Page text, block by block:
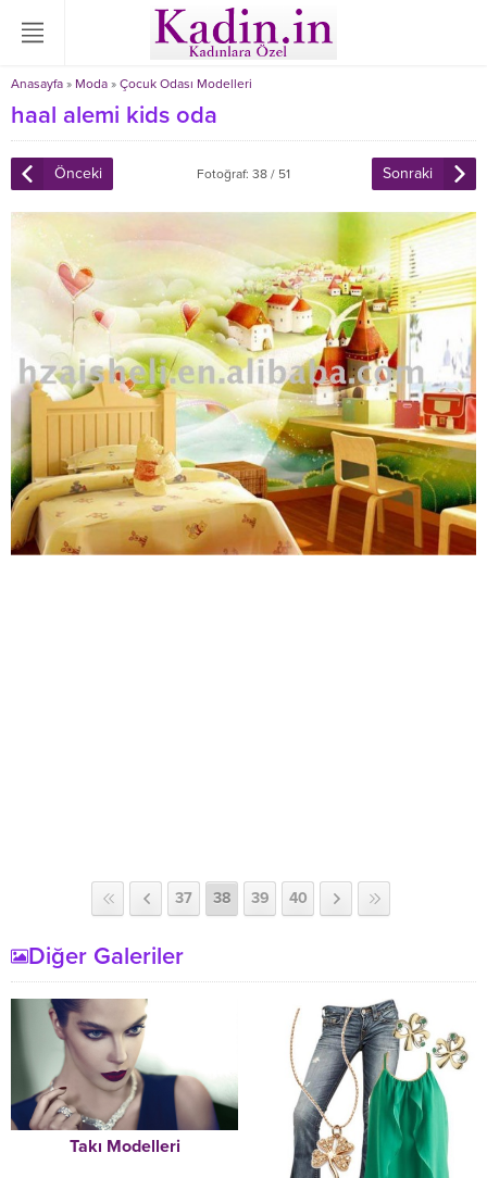
Anasayfa » Moda » Çocuk Odası Modelleri
haal alemi kids oda
Önceki Fotoğraf: 38 / 51 Sonraki
37 38 39 40
Diğer Galeriler
Takı Modelleri